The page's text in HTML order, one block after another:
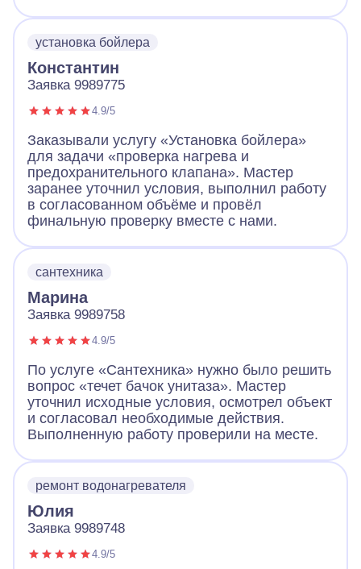
установка бойлера
Константин
Заявка 9989775
4.9/5
Заказывали услугу «Установка бойлера»
для задачи «проверка нагрева и
предохранительного клапана». Мастер
заранее уточнил условия, выполнил работу
в согласованном объёме и провёл
финальную проверку вместе с нами.
сантехника
Марина
Заявка 9989758
4.9/5
По услуге «Сантехника» нужно было решить
вопрос «течет бачок унитаза». Мастер
уточнил исходные условия, осмотрел объект
и согласовал необходимые действия.
Выполненную работу проверили на месте.
ремонт водонагревателя
Юлия
Заявка 9989748
4.9/5